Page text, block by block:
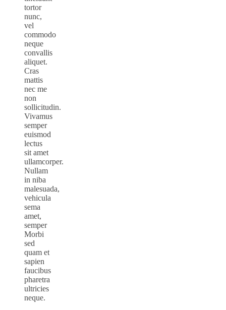
tortor
nunc,
vel
commodo
neque
convallis
aliquet.
Cras
mattis
nec me
non
sollicitudin.
Vivamus
semper
euismod
lectus
sit amet
ullamcorper.
Nullam
in niba
malesuada,
vehicula
sema
amet,
semper
Morbi
sed
quam et
sapien
faucibus
pharetra
ultricies
neque.